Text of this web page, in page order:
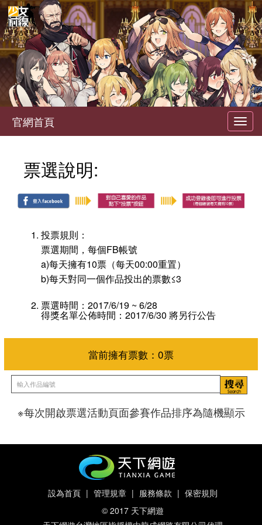
官網首頁
票選說明:
投票規則：
票選期間，每個FB帳號
a)每天擁有10票（每天00:00重置）
b)每天對同一個作品投出的票數≤3
票選時間：2017/6/19 ~ 6/28
得獎名單公佈時間：2017/6/30 將另行公告
當前擁有票數：
※每次開啟票選活動頁面參賽作品排序為隨機顯示
設為首頁 | 管理規章 | 服務條款 | 保密規則
© 2017 天下網遊